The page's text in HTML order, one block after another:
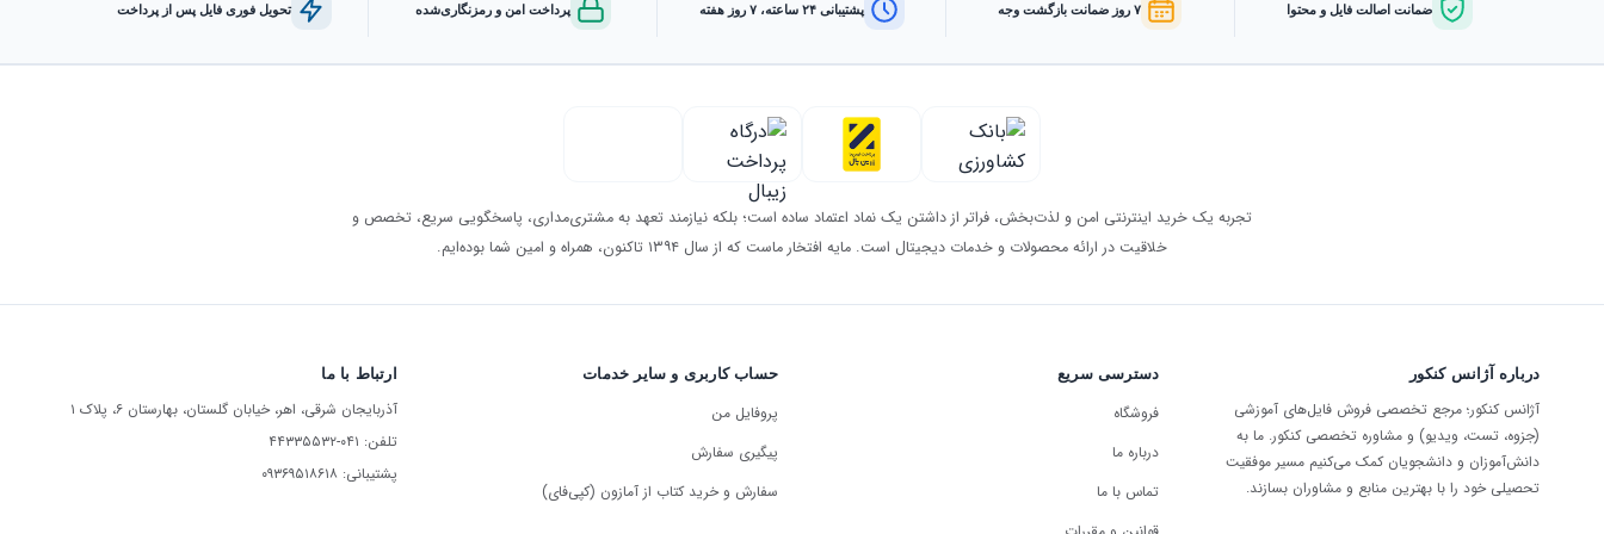
ضمانت اصالت فایل و محتوا ۷ روز ضمانت بازگشت وجه پشتیبانی ۲۴ ساعته، ۷ روز هفته پرداخت امن و رمزنگاری‌شده تحویل فوری فایل پس از پرداخت
تجربه یک خرید اینترنتی امن و لذت‌بخش، فراتر از داشتن یک نماد اعتماد ساده است؛ بلکه نیازمند تعهد به مشتری‌مداری، پاسخگویی سریع، تخصص و
خلاقیت در ارائه محصولات و خدمات دیجیتال است. مایه افتخار ماست که از سال ۱۳۹۴ تاکنون، همراه و امین شما بوده‌ایم.
درباره آژانس کنکور
آژانس کنکور؛ مرجع تخصصی فروش فایل‌های آموزشی
(جزوه، تست، ویدیو) و مشاوره تخصصی کنکور. ما به
دانش‌آموزان و دانشجویان کمک می‌کنیم مسیر موفقیت
تحصیلی خود را با بهترین منابع و مشاوران بسازند.
دسترسی سریع
فروشگاه
درباره ما
تماس با ما
حساب کاربری و سایر خدمات
پروفایل من
پیگیری سفارش
سفارش و خرید کتاب از آمازون (کپی‌فای)
ارتباط با ما
آذربایجان شرقی، اهر، خیابان گلستان، بهارستان ۶، پلاک ۱
تلفن: ۰۴۱-۴۴۳۳۵۵۳۲
پشتیبانی: ۰۹۳۶۹۵۱۸۶۱۸